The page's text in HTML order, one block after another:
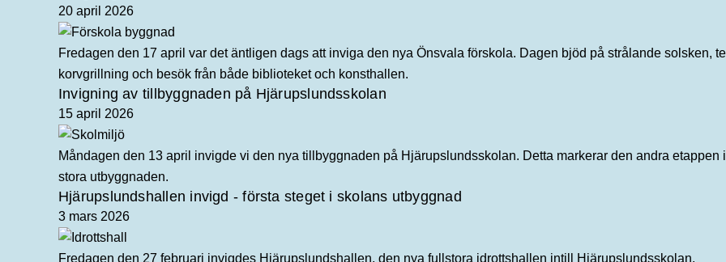
20 april 2026
Fredagen den 17 april var det äntligen dags att inviga den nya Önsvala förskola. Dagen bjöd på strålande solsken,
korvgrillning och besök från både biblioteket och konsthallen.
Invigning av tillbyggnaden på Hjärupslundsskolan
15 april 2026
Måndagen den 13 april invigde vi den nya tillbyggnaden på Hjärupslundsskolan. Detta markerar den andra etappen
stora utbyggnaden.
Hjärupslundshallen invigd - första steget i skolans utbyggnad
3 mars 2026
Fredagen den 27 februari invigdes Hjärupslundshallen, den nya fullstora idrottshallen intill Hjärupslundsskolan.